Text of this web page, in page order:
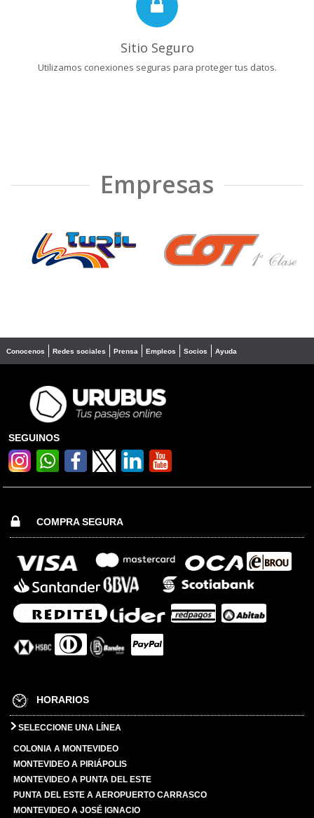
Sitio Seguro
Utilizamos conexiones seguras para proteger tus datos.
Empresas
❮ ❯
Conocenos Redes sociales Prensa Empleos Socios Ayuda
SEGUINOS
COMPRA SEGURA
HORARIOS
SELECCIONE UNA LÍNEA
COLONIA A MONTEVIDEO
MONTEVIDEO A PIRIÁPOLIS
MONTEVIDEO A PUNTA DEL ESTE
PUNTA DEL ESTE A AEROPUERTO CARRASCO
MONTEVIDEO A JOSÉ IGNACIO